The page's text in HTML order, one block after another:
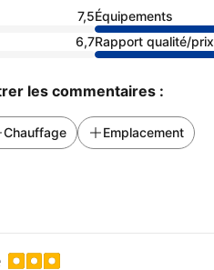
7,5Équipements
6,7Rapport qualité/prix
les commentaires :
Chauffage Emplacement